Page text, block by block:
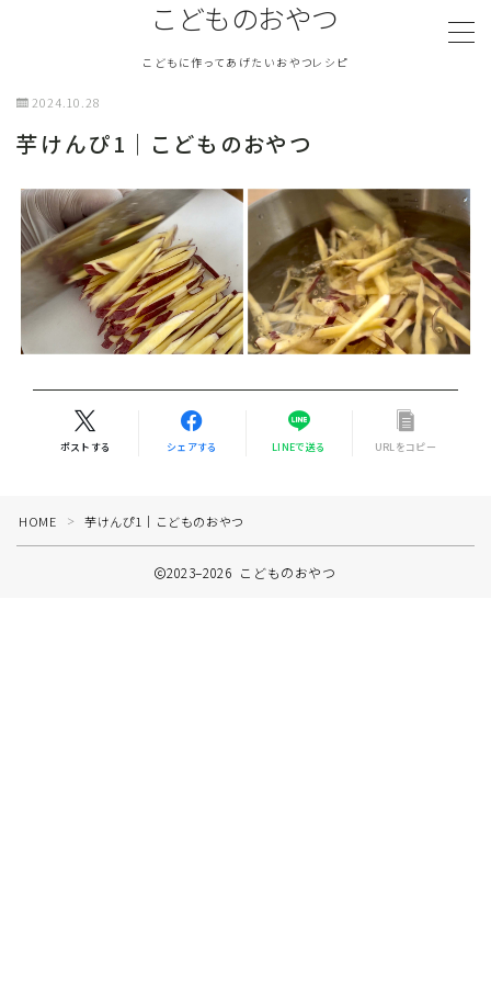
こどものおやつ
こどもに作ってあげたいおやつレシピ
TOPページ
『こどものおやつ』について
ふわふわおやつ
さくさくおやつ
イベントのおやつ
プライバシーポリシー
2024.10.28
芋けんぴ1｜こどものおやつ
ポストする シェアする LINEで送る URLをコピー
HOME ＞ 芋けんぴ1｜こどものおやつ
2023–2026 こどものおやつ